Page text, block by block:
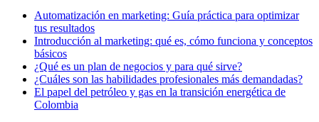
Automatización en marketing: Guía práctica para optimizar
tus resultados
Introducción al marketing: qué es, cómo funciona y conceptos
básicos
¿Qué es un plan de negocios y para qué sirve?
¿Cuáles son las habilidades profesionales más demandadas?
El papel del petróleo y gas en la transición energética de
Colombia